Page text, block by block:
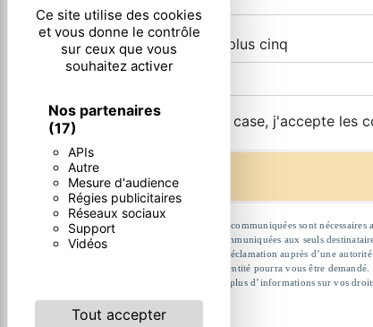
Ce site utilise des cookies
et vous donne le contrôle
sur ceux que vous
souhaitez activer
Nos partenaires
(17)
APIs
Autre
Mesure d'audience
Régies publicitaires
Réseaux sociaux
Support
Vidéos
Tout accepter
Combien font sept plus cinq
En cochant cette case, j'accepte les
** Les données personnelles communiquées sont
données collectées seront communiquées aux seuls
et du droit d’introduire une réclamation auprès d’une
l'adresse . Un justificatif d'identité pourra vous être
Consultez le site cnil.fr pour plus d’informations sur vos